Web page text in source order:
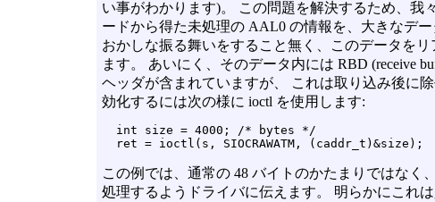
い事がわかります)。 この問題を解決するため、我
ードから得た未処理の AAL0 の情報を、大きなデ
おかしな振る舞いをすること無く、このデータを
ます。 あいにく、そのデータ内には RBD (receive
ヘッダが含まれていますが、 これは取り込み後に
効化するには次の様に ioctl を使用します:
  int size = 4000; /* bytes */
この例では、通常の 48 バイトのかたまりではなく
処理するようドライバに伝えます。 明らかにこれ